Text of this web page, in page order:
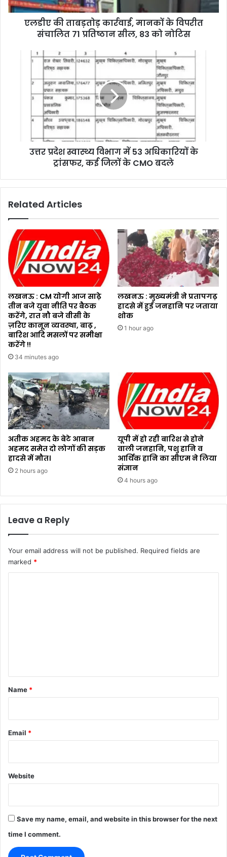
एलडीए की ताबड़तोड़ कार्रवाई, मानकों के विपरीत
संचालित 71 प्रतिष्ठान सील, 83 को नोटिस
उत्तर प्रदेश स्वास्थ्य विभाग में 53 अधिकारियों के
ट्रांसफर, कई जिलों के CMO बदले
Related Articles
लखनऊ : CM योगी आज साढ़े
तीन बजे युवा नीति पर बैठक
करेंगे, रात नौ बजे वीसी के
ज़रिए कानून व्यवस्था, बाढ़ ,
बारिश आदि मसलों पर समीक्षा
करेंगे !!
34 minutes ago
लखनऊ : मुख्यमंत्री ने प्रतापगढ़
हादसे में हुई जनहानि पर जताया
शोक
1 hour ago
अतीक अहमद के बेटे आबान
अहमद समेत दो लोगों की सड़क
हादसे में मौत।
2 hours ago
यूपी में हो रही बारिश से होने
वाली जनहानि, पशु हानि व
आर्थिक हानि का सीएम ने लिया
संज्ञान
4 hours ago
Leave a Reply
Your email address will not be published. Required fields are
marked *
*
Name *
Email *
Website
Save my name, email, and website in this browser for the next
time I comment.